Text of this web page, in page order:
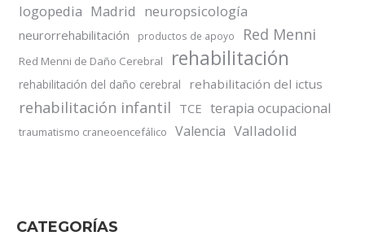
logopedia Madrid neuropsicología
neurorrehabilitación productos de apoyo Red Menni
Red Menni de Daño Cerebral rehabilitación
rehabilitación del daño cerebral rehabilitación del ictus
rehabilitación infantil TCE terapia ocupacional
traumatismo craneoencefálico Valencia Valladolid
CATEGORÍAS